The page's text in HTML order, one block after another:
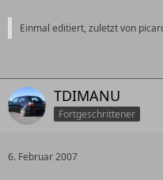
Einmal editiert, zuletzt von
TDIMANU
Fortgeschrittener
6. Februar 2007